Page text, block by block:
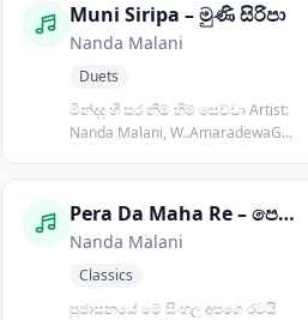
Muni Siripa – මුණි සිරිපා
Nanda Malani
Duets
මින්දද හී සර නිම් හිම් සෙව්වා Artist:
Nanda Malani, W..AmaradewaG...
Pera Da Maha Re – පෙරදා මහ රෑ
Nanda Malani
Classics
පූජාසනයේ මේ සිංහල අපගෙ රටයි